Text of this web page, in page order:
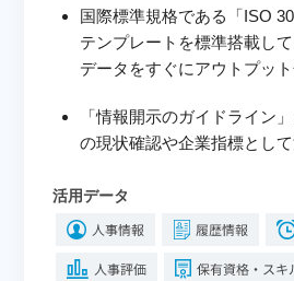
国際標準規格である「ISO
テンプレートを標準搭載し
データをすぐにアウトプッ
「情報開示のガイドライン
の現状確認や企業指標とし
活用データ